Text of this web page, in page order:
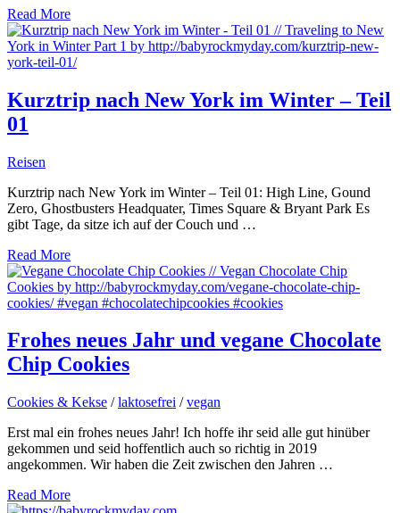
Read More
Kurztrip nach New York im Winter – Teil
01
Reisen
Kurztrip nach New York im Winter – Teil 01: High Line, Gound
Zero, Ghostbusters Headquater, Times Square & Bryant Park Es
gibt Tage, da sitze ich auf der Couch und …
Read More
Frohes neues Jahr und vegane Chocolate
Chip Cookies
Cookies & Kekse /laktosefrei /vegan
Erst mal ein frohes neues Jahr! Ich hoffe ihr seid alle gut hinüber
gekommen und seid hoffentlich auch so richtig in 2019
angekommen. Wir haben die Zeit zwischen den Jahren …
Read More